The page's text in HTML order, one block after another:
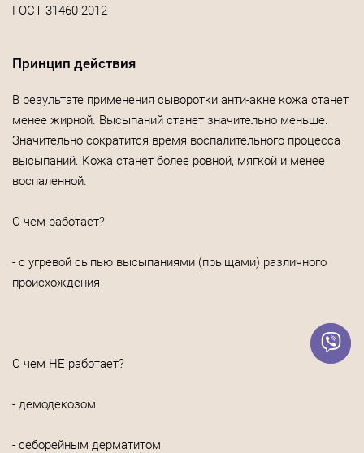
ГОСТ 31460-2012
Принцип действия
В результате применения сыворотки анти-акне кожа станет
менее жирной. Высыпаний станет значительно меньше.
Значительно сократится время воспалительного процесса
высыпаний. Кожа станет более ровной, мягкой и менее
воспаленной.
С чем работает?
- c угревой сыпью высыпаниями (прыщами) различного
происхождения
С чем НЕ работает?
- демодекозом
- себорейным дерматитом